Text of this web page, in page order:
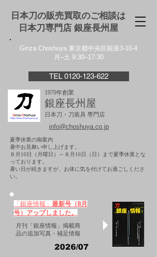
日本刀の販売買取のご相談は
日本刀専門店 銀座⻑州屋
Ginza Choshuya 東京都中央区銀座3-10-4
月–土 9:30–17:30
TEL 0120-123-622
1970年創業
銀座長州屋
日本刀・刀装具 専門店
info@choshuya.co.jp
夏季休業の御案内
暑中お見舞い申し上げます。
８月10日（月曜日）～８月16日（日）まで夏季休業とな
っております。
​暑い日が続きますが、お体に気を付けてお過ごしくださ
い。
「銀座情報」 最新号（8月
号）アップしました。
月刊「銀座情報」掲載商
品の追加写真・補足情報
2026/07